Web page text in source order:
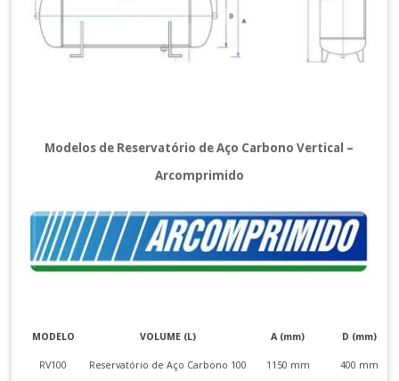
Modelos de Reservatório de Aço Carbono Vertical –
Arcomprimido
MODELO VOLUME (L) A (mm) D (mm)
RV100 Reservatório de Aço Carbono 100 1150 mm 400 mm